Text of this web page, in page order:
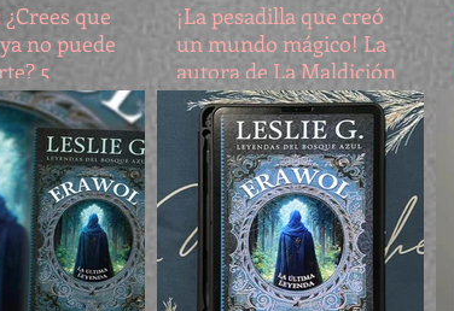
que
no puede
5
las que La
Tonr te
la magia
¡La pesadilla que creó
un mundo mágico! La
autora de La Maldición
de Tonr revela sus
secretos más oscuros